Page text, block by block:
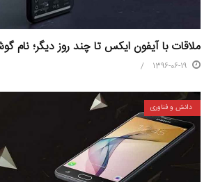
ملاقات با آیفون ایکس تا چند روز دیگر؛ نام
1396-06-19
دانش و فناوری